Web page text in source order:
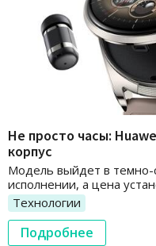
Не просто часы:
корпус
Модель выйдет в темно-
исполнении, а цена
Технологии
Подробнее